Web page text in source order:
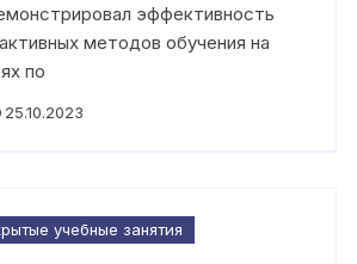
эффективность
методов обучения на
по
25.10.2023
учебные занятия